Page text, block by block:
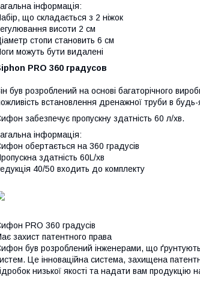
інформація:
що складається з 2 ніжок
висоти 2 см
стопи становить 6 см
можуть бути видалені
PRO 360 градусов
був розроблений на основі багаторічного
встановлення дренажної труби в
забезпечує пропускну здатність 60 л/хв.
інформація:
обертається на 360 градусів
здатність 60L/хв
40/50 входить до комплекту
PRO 360 градусів
захист патентного права
був розроблений інженерами, що
Це інноваційна система, захищена
низької якості та надати вам продукцію